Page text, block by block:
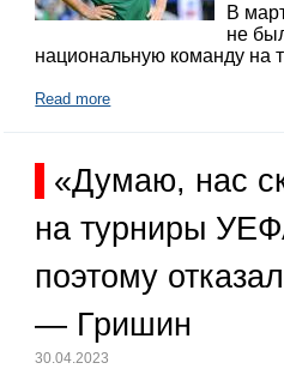
В
не
национальную команду на
Read more
«Думаю, нас
на турниры
поэтому
— Гришин
30.04.2023